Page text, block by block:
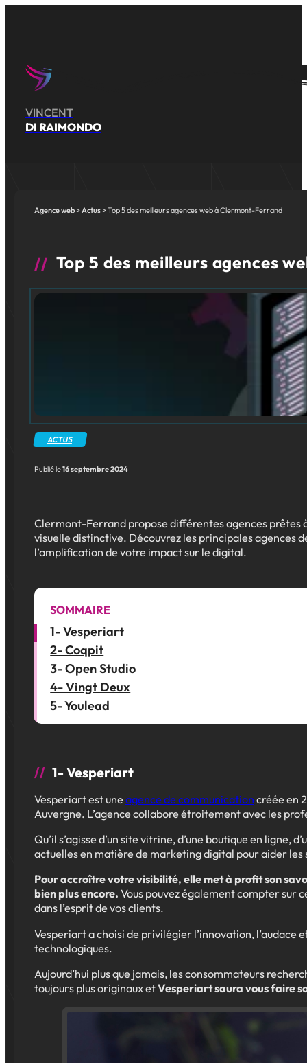
VINCENT
DI RAIMONDO
Agence web Actus Top 5 des meilleurs agences web à Clermont-Ferrand
Top 5 des meilleurs agences
ACTUS
Publié le16 septembre 2024
Clermont-Ferrand propose différentes agences prêtes
visuelle distinctive. Découvrez les principales agences
l’amplification de votre impact sur le digital.
SOMMAIRE
1- Vesperiart
2- Coqpit
3- Open Studio
4- Vingt Deux
5- Youlead
1- Vesperiart
Vesperiart est uneagence de communication créée en
Auvergne. L’agence collabore étroitement avec les
Qu’il s’agisse d’un site vitrine, d’une boutique en
actuelles en matière de marketing digital pour aider les
Pour accroître votre visibilité, elle met à profit son
bien plus encore. Vous pouvez également compter sur
dans l’esprit de vos clients.
Vesperiart a choisi de privilégier l’innovation, l’audace
technologiques.
Aujourd’hui plus que jamais, les consommateurs
toujours plus originaux etVesperiart saura vous faire